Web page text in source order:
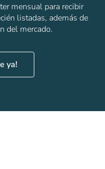
mensual para recibir
listadas, además de
del mercado.
ya!